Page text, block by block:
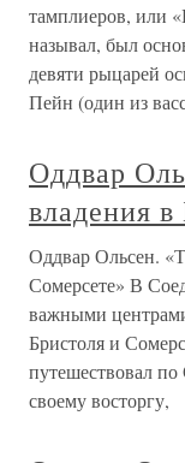
тамплиеров, или
называл, был
девяти рыцарей
Пейн (один из
Оддвар
владения
Оддвар Ольсен.
Сомерсете» В
важными
Бристоля и
путешествовал по
своему восторгу,